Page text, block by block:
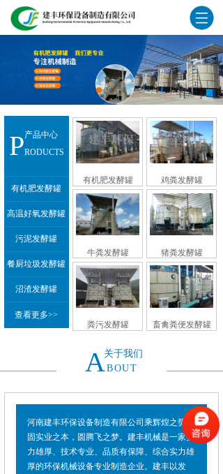
产品中心
PRODUCTS
有机肥发酵罐
高温好氧发酵罐
污泥发酵罐
餐厨垃圾发酵罐
沼渣发酵罐
查看更多>>
有机肥发酵罐 鸡粪发酵罐
牛粪发酵罐 猪粪发酵罐
粪污发酵罐 畜禽粪便发酵罐
关于我们
ABOUT
河南建丰环保设备制造有限公司乘辉煌之势，
固实业之本，圆腾飞之梦。建丰机械是一家实
力雄厚、技术专业、品质有保障、综合实力雄
厚的环保机械设备专业制造企业。建丰以发